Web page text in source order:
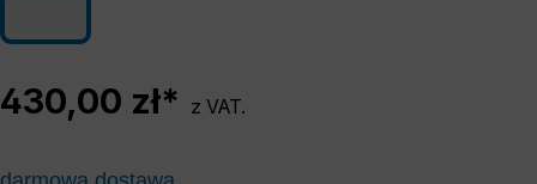
430,00 zł* z VAT.